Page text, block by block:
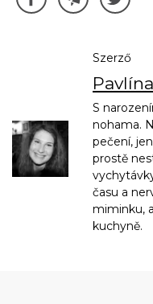
Szerző
S
nohama.
pečení,
prostě
času a
miminku,
kuchyně.